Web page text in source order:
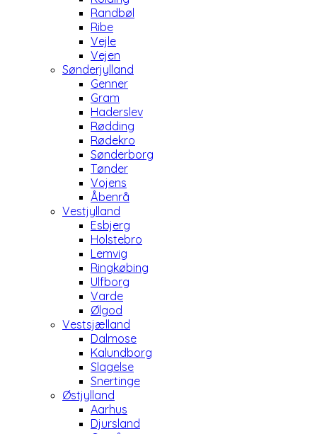
Randbøl
Ribe
Vejle
Vejen
Sønderjylland
Genner
Gram
Haderslev
Rødding
Rødekro
Sønderborg
Tønder
Vojens
Åbenrå
Vestjylland
Esbjerg
Holstebro
Lemvig
Ringkøbing
Ulfborg
Varde
Ølgod
Vestsjælland
Dalmose
Kalundborg
Slagelse
Snertinge
Østjylland
Aarhus
Djursland